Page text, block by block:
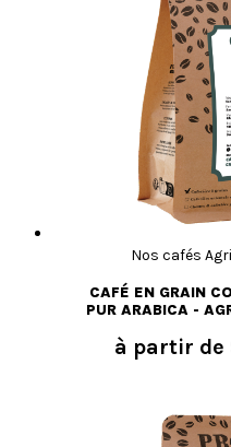
Nos cafés
CAFÉ EN GRAIN
PUR ARABICA -
à partir de